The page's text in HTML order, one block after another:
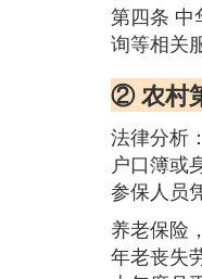
第四条 中
询等相关
② 农村
法律分析：
户口簿或
参保人员
养老保险
年老丧失